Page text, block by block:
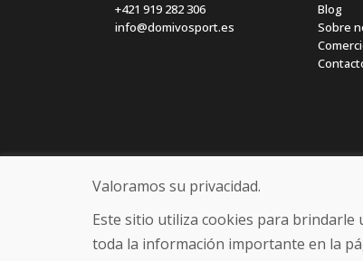
+421 919 282 306
info@domivosport.es
Blog
Sobre
Valoramos su privacidad.
Este sitio utiliza cookies para brindarle
toda la información importante en la